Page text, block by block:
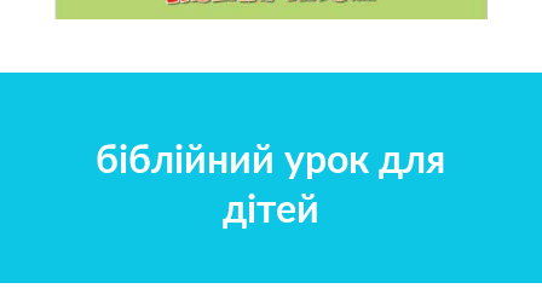
біблійний урок для
дітей